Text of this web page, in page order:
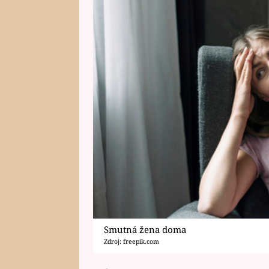
Smutná žena doma
Zdroj: freepik.com